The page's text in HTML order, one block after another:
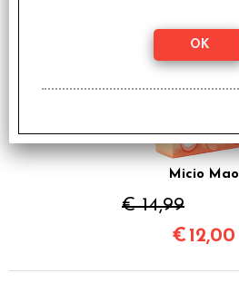
Micio Mao
€ 14,99
€ 12,00